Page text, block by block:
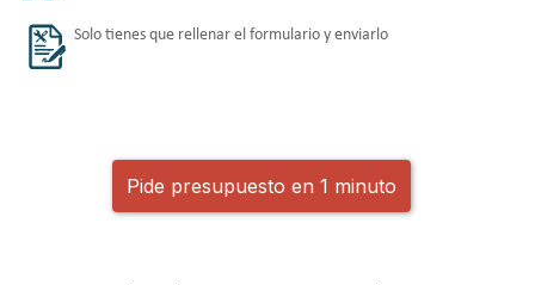
Solo tienes que rellenar el formulario y enviarlo
Pide presupuesto en 1 minuto